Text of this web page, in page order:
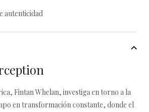
autenticidad
Fintan Whelan, investiga en torno a la
en transformación constante, donde el